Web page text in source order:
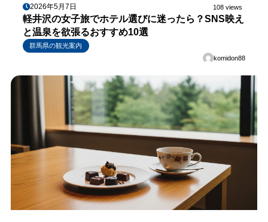
2026年5月7日 108 views
軽井沢の女子旅でホテル選びに迷ったら？SNS映え
と温泉を欲張るおすすめ10選
群馬県の観光案内
komidon88